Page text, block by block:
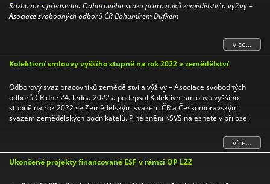
Rozhovor s předsedou Odborového svazu pracovníků zemědělství a výživy –
Asociace svobodných odborů ČR Bohumírem Dufkem
více...
Kolektivní smlouvy vyššího stupně na rok 2022 v zemědělství
Odborový svaz pracovníků zemědělství a výživy – Asociace svobodných
odborů ČR dne 24. ledna 2022 a podepsal Kolektivní smlouvu vyššího
stupně na rok 2022 se Zemědělským svazem ČR a Českomoravským
svazem zemědělských podnikatelů. Plné znění KSVS naleznete v příloze.
více...
Ukončené projekty financované ESF v rámci OP LZZ